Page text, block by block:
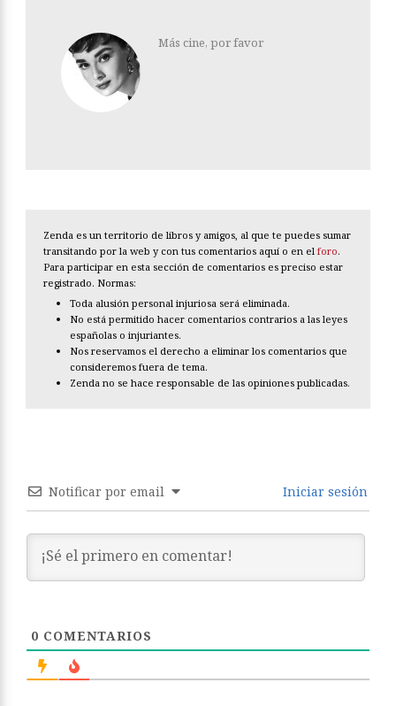
Más cine, por favor
Zenda es un territorio de libros y amigos, al que te puedes sumar
transitando por la web y con tus comentarios aquí o en el foro.
Para participar en esta sección de comentarios es preciso estar
registrado. Normas:
Toda alusión personal injuriosa será eliminada.
No está permitido hacer comentarios contrarios a las leyes
españolas o injuriantes.
Nos reservamos el derecho a eliminar los comentarios que
consideremos fuera de tema.
Zenda no se hace responsable de las opiniones publicadas.
Notificar por email Iniciar sesión
0 COMENTARIOS